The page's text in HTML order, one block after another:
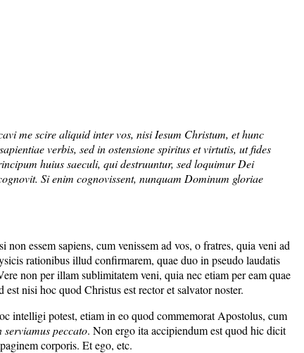
me scire aliquid inter vos, nisi Iesum Christum, et hunc
verbis, sed in ostensione spiritus et virtutis, ut fides
huius saeculi, qui destruuntur, sed loquimur Dei
Si enim cognovissent, nunquam Dominum gloriae
essem sapiens, cum venissem ad vos, o fratres, quia veni ad
rationibus illud confirmarem, quae duo in pseudo laudatis
non per illam sublimitatem veni, quia nec etiam per eam quae
nisi hoc quod Christus est rector et salvator noster.
intelligi potest, etiam in eo quod commemorat Apostolus, cum
peccato. Non ergo ita accipiendum est quod hic dicit
corporis. Et ego, etc.